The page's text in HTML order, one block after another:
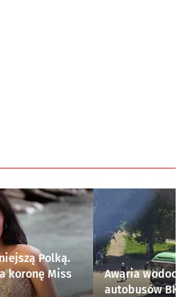
Polką.
koronę Miss
Awaria
autobusów